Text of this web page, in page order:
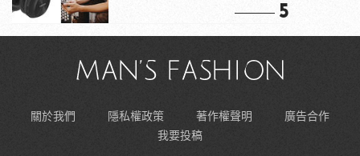
5
關於我們 隱私權政策 著作權聲明
廣告合作
我要投稿